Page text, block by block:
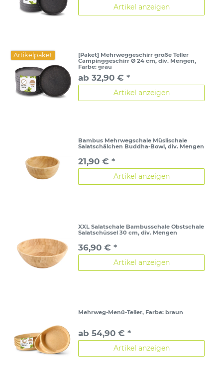
Artikel anzeigen
Artikelpaket
[Paket] Mehrweggeschirr große Teller
Campinggeschirr Ø 24 cm, div. Mengen,
Farbe: grau
ab 32,90 € *
Artikel anzeigen
Bambus Mehrwegschale Müslischale
Salatschälchen Buddha-Bowl, div. Mengen
21,90 € *
Artikel anzeigen
XXL Salatschale Bambusschale Obstschale
Salatschüssel 30 cm, div. Mengen
36,90 € *
Artikel anzeigen
Mehrweg-Menü-Teller, Farbe: braun
ab 54,90 € *
Artikel anzeigen